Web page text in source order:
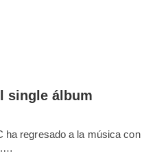
single álbum
ha regresado a la música con